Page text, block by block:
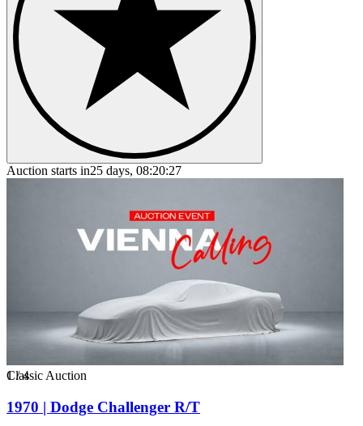
Auction starts in25 days, 08:20:27
1/4
Classic Auction
1970 | Dodge Challenger R/T